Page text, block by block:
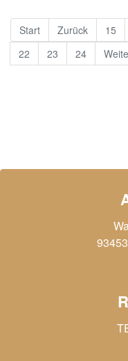
Start Zurück 15
22
23 24